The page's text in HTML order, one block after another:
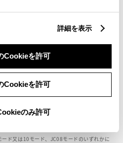
詳細を表示
Cookieを許可
Cookieを許可
のみ許可
ございます。
ある場合がございます。（ロータリーエンジ
つある場合と異なる燃料タンクが二つある場
ド又は10モード、JC08モードのいずれかに